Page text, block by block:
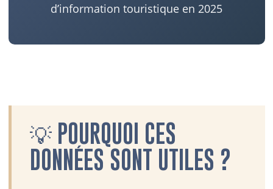
d’information touristique en 2025
💡 POURQUOI CES
DONNÉES SONT UTILES ?